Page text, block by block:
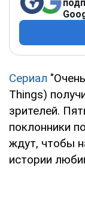
Сериал
Things)
зрителей.
поклонники
ждут, чтобы
истории